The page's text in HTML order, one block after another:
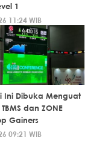
1
11:24 WIB
Ini Dibuka Menguat
dan ZONE
Gainers
09:21 WIB